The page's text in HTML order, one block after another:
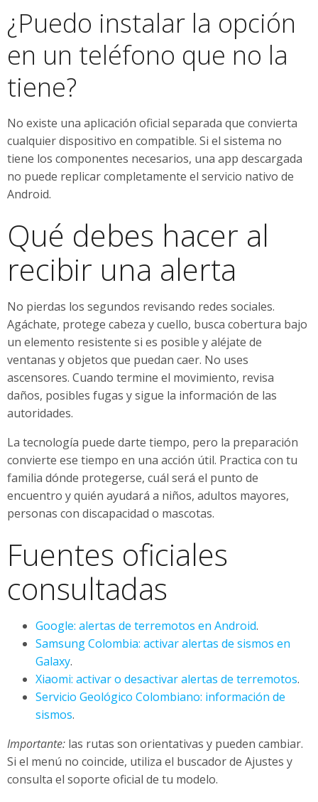
¿Puedo instalar la opción
en un teléfono que no la
tiene?
No existe una aplicación oficial separada que convierta
cualquier dispositivo en compatible. Si el sistema no
tiene los componentes necesarios, una app descargada
no puede replicar completamente el servicio nativo de
Android.
Qué debes hacer al
recibir una alerta
No pierdas los segundos revisando redes sociales.
Agáchate, protege cabeza y cuello, busca cobertura bajo
un elemento resistente si es posible y aléjate de
ventanas y objetos que puedan caer. No uses
ascensores. Cuando termine el movimiento, revisa
daños, posibles fugas y sigue la información de las
autoridades.
La tecnología puede darte tiempo, pero la preparación
convierte ese tiempo en una acción útil. Practica con tu
familia dónde protegerse, cuál será el punto de
encuentro y quién ayudará a niños, adultos mayores,
personas con discapacidad o mascotas.
Fuentes oficiales
consultadas
Google: alertas de terremotos en Android.
Samsung Colombia: activar alertas de sismos en
Galaxy.
Xiaomi: activar o desactivar alertas de terremotos.
Servicio Geológico Colombiano: información de
sismos.
Importante: las rutas son orientativas y pueden cambiar.
Si el menú no coincide, utiliza el buscador de Ajustes y
consulta el soporte oficial de tu modelo.